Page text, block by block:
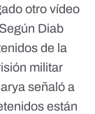
otro vídeo
Diab
de la
militar
señaló a
están